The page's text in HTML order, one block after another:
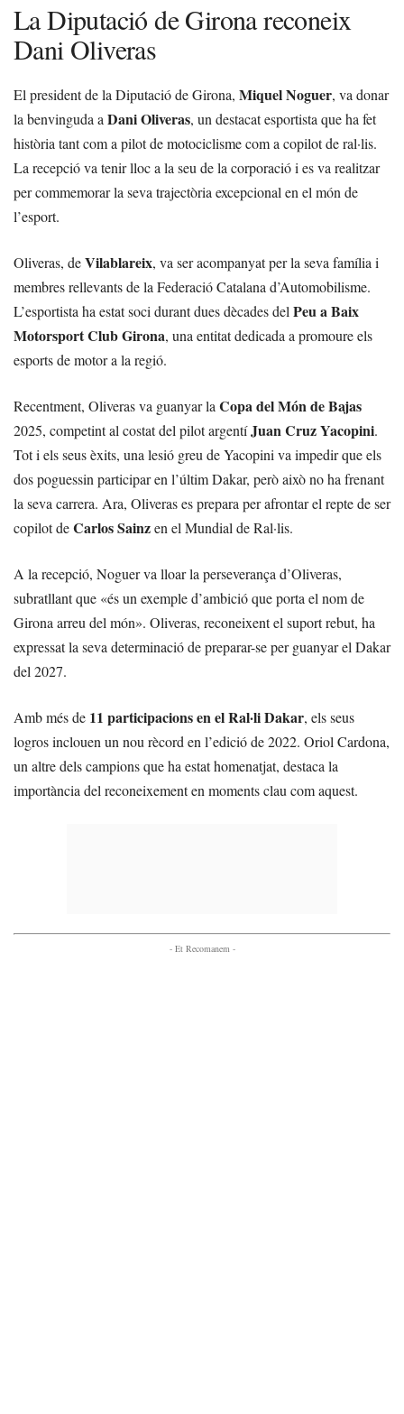
La Diputació de Girona reconeix
Dani Oliveras
El president de la Diputació de Girona, Miquel Noguer, va donar
la benvinguda a Dani Oliveras, un destacat esportista que ha fet
història tant com a pilot de motociclisme com a copilot de ral·lis.
La recepció va tenir lloc a la seu de la corporació i es va realitzar
per commemorar la seva trajectòria excepcional en el món de
l’esport.
Oliveras, deVilablareix, va ser acompanyat per la seva família i
membres rellevants de la Federació Catalana d’Automobilisme.
L’esportista ha estat soci durant dues dècades del Peu a Baix
Motorsport Club Girona, una entitat dedicada a promoure els
esports de motor a la regió.
Recentment, Oliveras va guanyar la Copa del Món de Bajas
2025, competint al costat del pilot argentíJuan Cruz Yacopini.
Tot i els seus èxits, una lesió greu de Yacopini va impedir que els
dos poguessin participar en l’últim Dakar, però això no ha frenant
la seva carrera. Ara, Oliveras es prepara per afrontar el repte de ser
copilot deCarlos Sainzen el Mundial de Ral·lis.
A la recepció, Noguer va lloar la perseverança d’Oliveras,
subratllant que «és un exemple d’ambició que porta el nom de
Girona arreu del món». Oliveras, reconeixent el suport rebut, ha
expressat la seva determinació de preparar-se per guanyar el Dakar
del 2027.
Amb més de 11 participacions en el Ral·li Dakar, els seus
logros inclouen un nou rècord en l’edició de 2022. Oriol Cardona,
un altre dels campions que ha estat homenatjat, destaca la
importància del reconeixement en moments clau com aquest.
- Et Recomanem -